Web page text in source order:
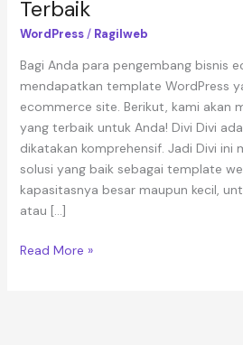
Terbaik
WordPress/ Ragilweb
Bagi Anda para pengembang bisnis
mendapatkan template WordPress
ecommerce site. Berikut, kami akan
yang terbaik untuk Anda! Divi Divi
dikatakan komprehensif. Jadi Divi ini
solusi yang baik sebagai template
kapasitasnya besar maupun kecil,
atau […]
Read More »